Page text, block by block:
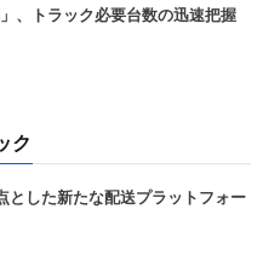
、トラック必要台数の迅速把握
ク
した新たな配送プラットフォー